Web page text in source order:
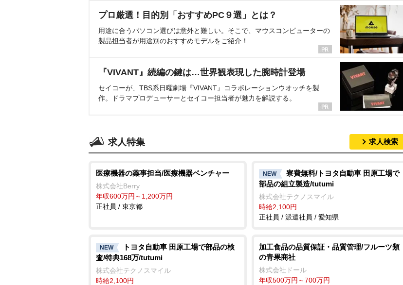
プロ厳選！目的別「おすすめPC９選」とは？
用途に合うパソコン選びは意外と難しい。そこで、マウスコンピューターの
製品担当者が用途別のおすすめモデルをご紹介！
『VIVANT』続編の鍵は…世界観表現した腕時計登場
セイコーが、TBS系日曜劇場『VIVANT』コラボレーションウオッチを製
作。ドラマプロデューサーとセイコー担当者が魅力を解説する。
求人特集 求人検索
医療機器の薬事担当/医療機器ベンチャー
株式会社Berry
年収600万円～1,200万円
正社員 / 東京都
NEW
寮費無料/トヨタ自動車 田原工場で
部品の組立製造/tutumi
株式会社テクノスマイル
時給2,100円
正社員 / 派遣社員 / 愛知県
NEW
トヨタ自動車 田原工場で部品の検
査/特典168万/tutumi
株式会社テクノスマイル
時給2,100円
加工食品の品質保証・品質管理/フルーツ類
の青果商社
株式会社ドール
年収500万円～700万円